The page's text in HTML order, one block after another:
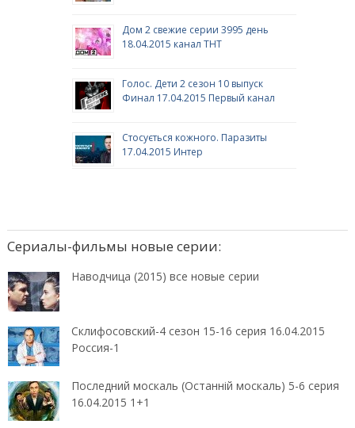
Дом 2 свежие серии 3995 день
18.04.2015 канал ТНТ
Голос. Дети 2 сезон 10 выпуск
Финал 17.04.2015 Первый канал
Стосується кожного. Паразиты
17.04.2015 Интер
Сериалы-фильмы новые серии:
Наводчица (2015) все новые серии
Склифосовский-4 сезон 15-16 серия 16.04.2015
Россия-1
Последний москаль (Останній москаль) 5-6 серия
16.04.2015 1+1